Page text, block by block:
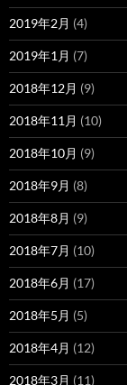
2019年2月 (4)
2019年1月 (7)
2018年12月 (9)
2018年11月 (10)
2018年10月 (9)
2018年9月 (8)
2018年8月 (9)
2018年7月 (10)
2018年6月 (17)
2018年5月 (5)
2018年4月 (12)
2018年3月 (11)